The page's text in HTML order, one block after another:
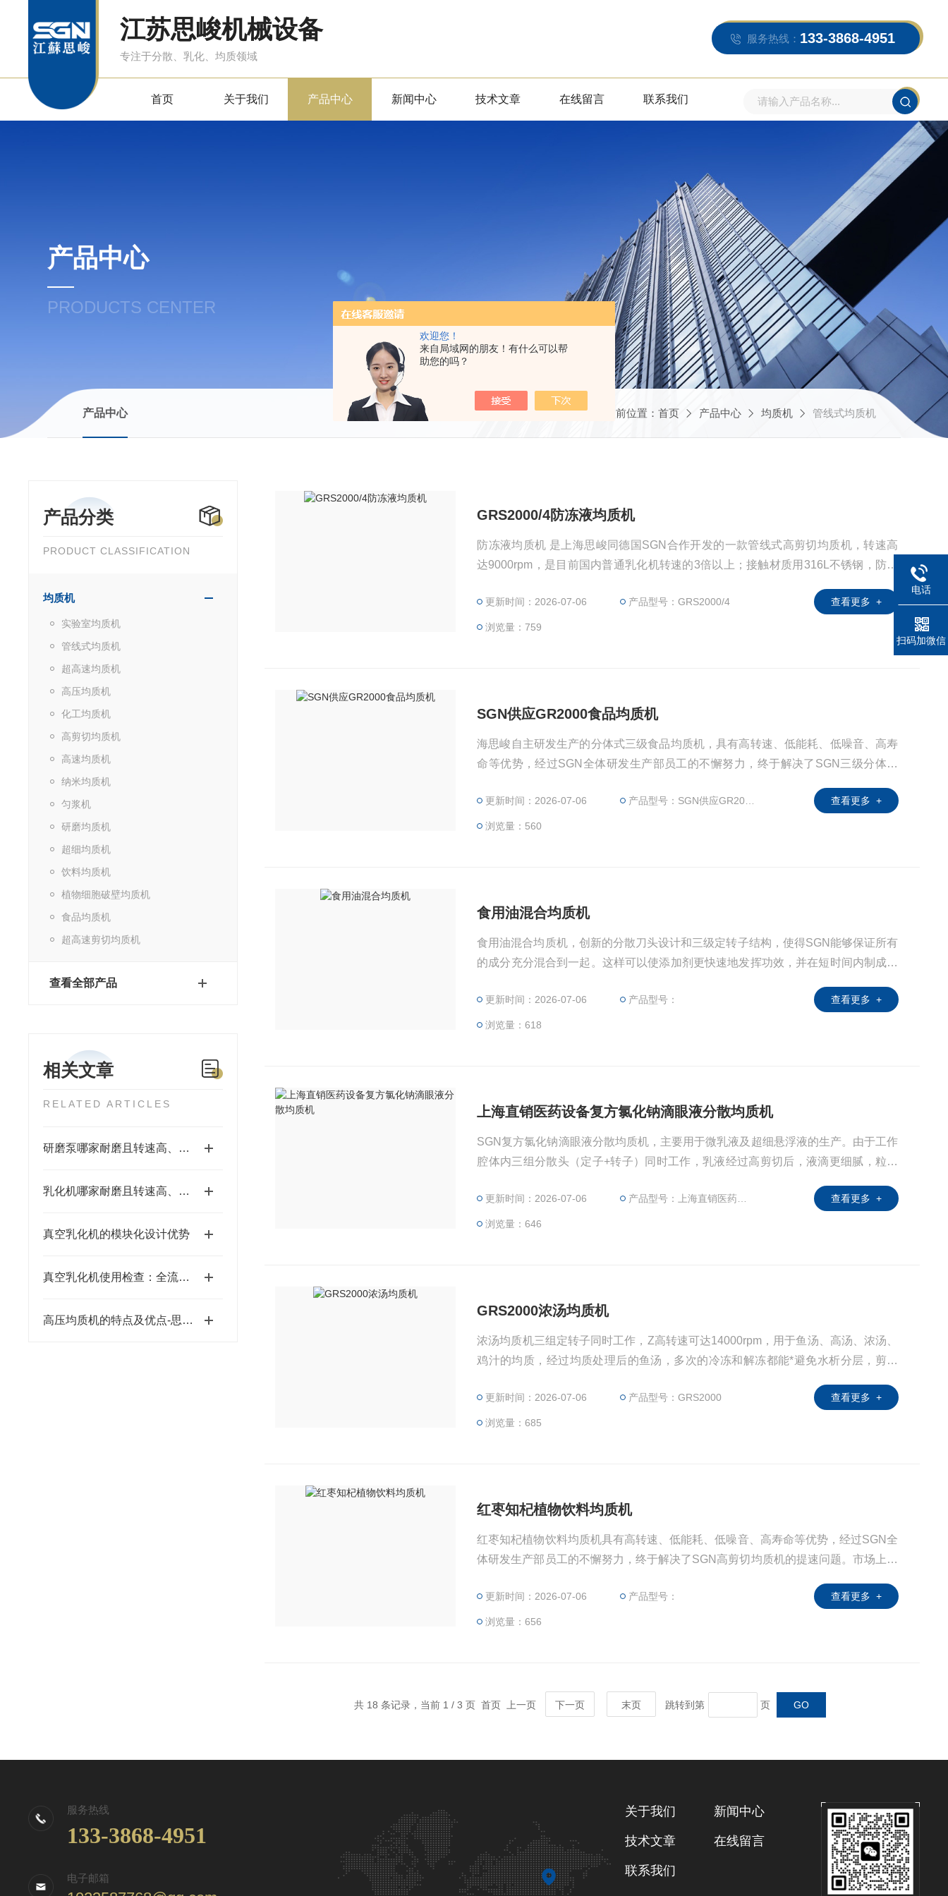
欢迎您！
来自局域网的朋友！有什么可以帮
助您的吗？
江苏思峻机械设备
专注于分散、乳化、均质领域
服务热线： 133-3868-4951
首页 关于我们 产品中心 新闻中心 技术文章 在线留言 联系我们
产品中心
PRODUCTS CENTER
产品中心 当前位置： 首页 产品中心 均质机 管线式均质机
产品分类
PRODUCT CLASSIFICATION
均质机
实验室均质机
管线式均质机
超高速均质机
高压均质机
化工均质机
高剪切均质机
高速均质机
纳米均质机
匀浆机
研磨均质机
超细均质机
饮料均质机
植物细胞破壁均质机
食品均质机
超高速剪切均质机
查看全部产品
相关文章
RELATED ARTICLES
研磨泵哪家耐磨且转速高、粒径小、间隙小、精度高、线速度高、剪切力强：江苏思峻为行业解题(附FAQ常见问题解答)
乳化机哪家耐磨且转速高、粒径小、间隙小、精度高、线速度高、剪切力强：江苏思峻全流程解决方案测评
真空乳化机的模块化设计优势
真空乳化机使用检查：全流程排查，筑牢生产安全与品质防线
高压均质机的特点及优点-思峻科技
GRS2000/4防冻液均质机
防冻液均质机 是上海思峻同德国SGN合作开发的一款管线式高剪切均质机，转速高
达9000rpm，是目前国内普通乳化机转速的3倍以上；接触材质用316L不锈钢，防腐
品质均质乳化，研发产品时的*。
更新时间：2026-07-06 产品型号：GRS2000/4
浏览量：759
查看更多 +
SGN供应GR2000食品均质机
海思峻自主研发生产的分体式三级食品均质机，具有高转速、低能耗、低噪音、高寿
命等优势，经过SGN全体研发生产部员工的不懈努力，终于解决了SGN三级分体式
转速Z高只能达到2910转，而SGN研发的立式分体式均质机将转速提高到9000，更好
的满足食品行业的要求。
更新时间：2026-07-06 产品型号：SGN供应GR2000
浏览量：560
查看更多 +
食用油混合均质机
食用油混合均质机，创新的分散刀头设计和三级定转子结构，使得SGN能够保证所有
的成分充分混合到一起。这样可以使添加剂更快速地发挥功效，并在短时间内制成高
更新时间：2026-07-06 产品型号：
浏览量：618
查看更多 +
上海直销医药设备复方氯化钠滴眼液分散均质机
SGN复方氯化钠滴眼液分散均质机，主要用于微乳液及超细悬浮液的生产。由于工作
腔体内三组分散头（定子+转子）同时工作，乳液经过高剪切后，液滴更细腻，粒径
更新时间：2026-07-06 产品型号：上海直销医药设备
浏览量：646
查看更多 +
GRS2000浓汤均质机
浓汤均质机三组定转子同时工作，Z高转速可达14000rpm，用于鱼汤、高汤、浓汤、
鸡汁的均质，经过均质处理后的鱼汤，多次的冷冻和解冻都能*避免水析分层，剪切
质。
更新时间：2026-07-06 产品型号：GRS2000
浏览量：685
查看更多 +
红枣知杞植物饮料均质机
红枣知杞植物饮料均质机具有高转速、低能耗、低噪音、高寿命等优势，经过SGN全
体研发生产部员工的不懈努力，终于解决了SGN高剪切均质机的提速问题。市场上一
转，而SGN研发的高剪切均质机将转速提高到9000转，从而更好的解决了市场的需
求，在饮料行业，广泛的取代高压均质机，开辟一条新型的道路。
更新时间：2026-07-06 产品型号：
浏览量：656
查看更多 +
共 18 条记录，当前 1 / 3 页 首页 上一页 下一页 末页 跳转到第 页
服务热线
133-3868-4951
电子邮箱
关于我们 新闻中心
技术文章 在线留言
联系我们
电话
扫码加微信